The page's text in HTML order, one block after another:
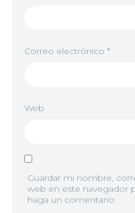
Correo electrónico *
Web
Guardar mi nombre,
web en este navegador
haga un comentario.